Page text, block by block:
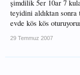
şimdilik 5er 10ar 7
teyidini aldıktan
evde kös kös
29 Temmuz 2007